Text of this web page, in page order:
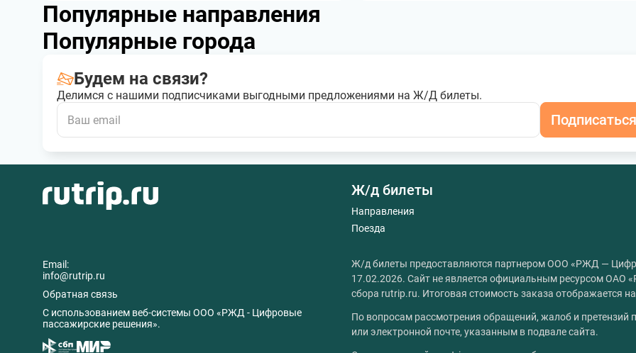
Популярные направления
Популярные города
Будем на связи?
Делимся с нашими подписчиками выгодными предложениями на Ж/Д билеты.
Подписаться
Email:
info@rutrip.ru
Обратная связь
C использованием веб-системы ООО «РЖД - Цифровые
пассажирские решения».
Ж/д билеты
Направления
Поезда
Ж/д билеты предоставляются партнером ООО «РЖД —
17.02.2026. Сайт не является официальным ресурсом ОАО
сбора rutrip.ru. Итоговая стоимость заказа отображается
По вопросам рассмотрения обращений, жалоб и
или электронной почте, указанным в подвале сайта.